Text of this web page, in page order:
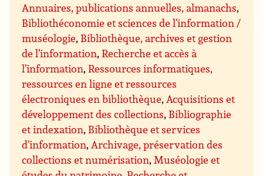
Annuaires, publications annuelles, almanachs,
Bibliothéconomie et sciences de l’information /
muséologie, Bibliothèque, archives et gestion
de l’information,Recherche et accès à
l’information,Ressources informatiques,
ressources en ligne et ressources
électroniques en bibliothèque,Acquisitions et
développement des collections, Bibliographie
et indexation, Bibliothèque et services
d’information,Archivage, préservation des
collections et numérisation,Muséologie et